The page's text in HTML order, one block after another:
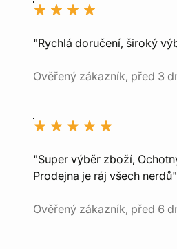
"Rychlá doručení, široký
Ověřený zákazník, před 3
"Super výběr zboží,
Prodejna je ráj všech nerdů"
Ověřený zákazník, před 6